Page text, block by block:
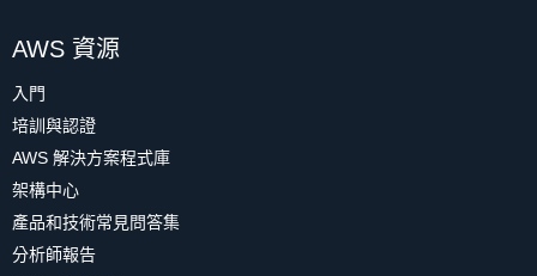
AWS 資源
入門
培訓與認證
AWS 解決方案程式庫
架構中心
產品和技術常見問答集
分析師報告